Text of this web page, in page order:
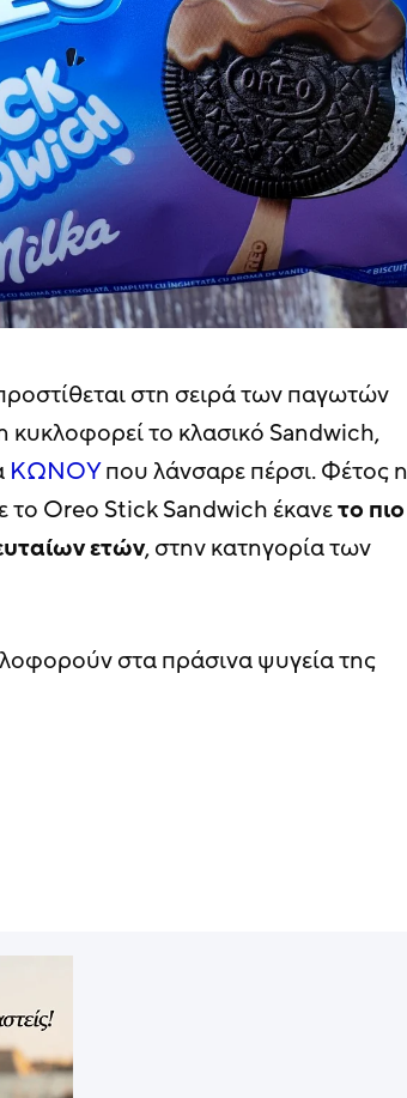
στη σειρά των παγωτών
κυκλοφορεί το κλασικό Sandwich,
ΚΩΝΟΥπου λάνσαρε πέρσι. Φέτος η
το Oreo Stick Sandwich έκανετο πιο
ετών, στην κατηγορία των
στα πράσινα ψυγεία της